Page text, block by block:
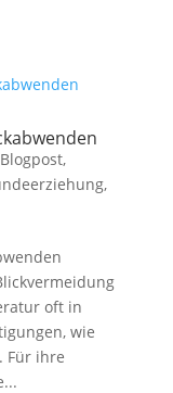
,
,
oft in
wie
Für ihre